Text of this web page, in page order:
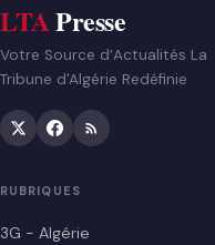
LTAPresse
Votre Source d’Actualités La
Tribune d'Algérie Redéfinie
RUBRIQUES
3G - Algérie